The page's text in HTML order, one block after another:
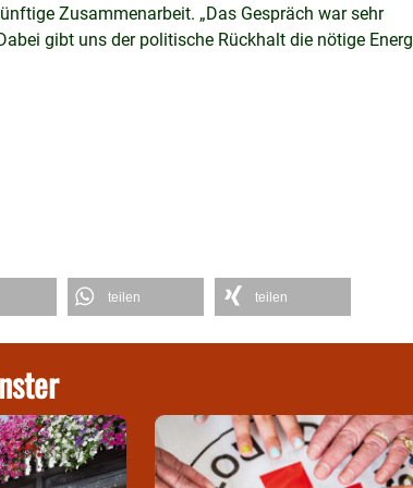
Zusammenarbeit. „Das Gespräch war sehr
gibt uns der politische Rückhalt die nötige
teilen teilen